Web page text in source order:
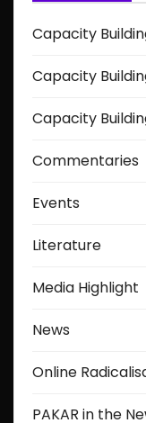
Capacity
Capacity
Capacity
Commentaries
Events
Literature
Media Highlight
News
Online
PAKAR in the